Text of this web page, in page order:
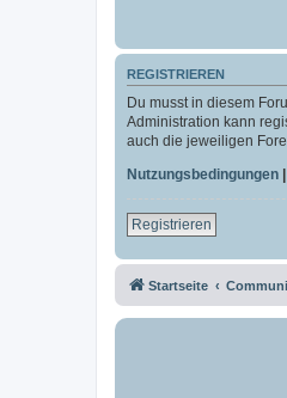
REGISTRIEREN
Du musst in diesem
Administration kann
auch die jeweiligen
Nutzungsbedingungen |
Registrieren
Startseite